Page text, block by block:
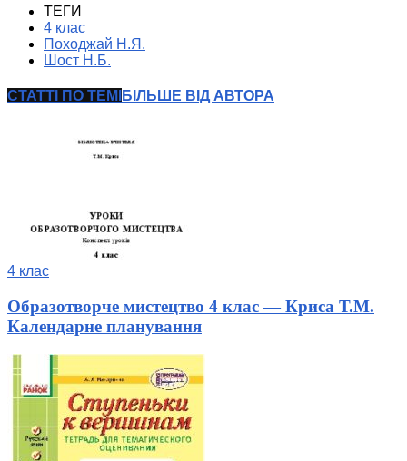
ТЕГИ
4 клас
Походжай Н.Я.
Шост Н.Б.
СТАТТІ ПО ТЕМІ БІЛЬШЕ ВІД АВТОРА
4 клас
Образотворче мистецтво 4 клас — Криса Т.М.
Календарне планування